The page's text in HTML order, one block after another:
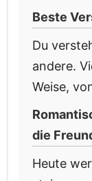
Beste
Du
andere.
Weise,
die
Heute